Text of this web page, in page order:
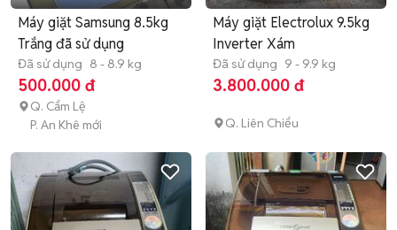
Máy giặt Samsung 8.5kg
Trắng đã sử dụng
Đã sử dụng 8 - 8.9 kg
500.000 đ
Q. Cẩm Lệ
P. An Khê mới
Máy giặt Electrolux 9.5kg
Inverter Xám
Đã sử dụng 9 - 9.9 kg
3.800.000 đ
Q. Liên Chiểu